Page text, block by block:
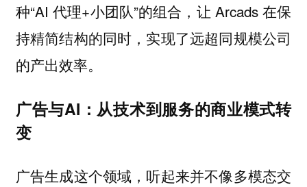
种“AI 代理+小团队”的组合，让 Arcads 在保
持精简结构的同时，实现了远超同规模公司
的产出效率。
广告与AI：从技术到服务的商业模式转
变
广告生成这个领域，听起来并不像多模态交